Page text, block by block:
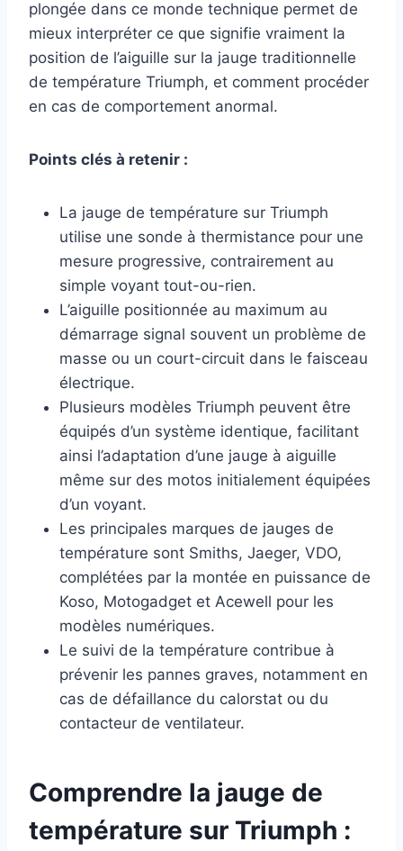
plongée dans ce monde technique permet de
mieux interpréter ce que signifie vraiment la
position de l’aiguille sur la jauge traditionnelle
de température Triumph, et comment procéder
en cas de comportement anormal.
Points clés à retenir :
La jauge de température sur Triumph
utilise une sonde à thermistance pour une
mesure progressive, contrairement au
simple voyant tout-ou-rien.
L’aiguille positionnée au maximum au
démarrage signal souvent un problème de
masse ou un court-circuit dans le faisceau
électrique.
Plusieurs modèles Triumph peuvent être
équipés d’un système identique, facilitant
ainsi l’adaptation d’une jauge à aiguille
même sur des motos initialement équipées
d’un voyant.
Les principales marques de jauges de
température sont Smiths, Jaeger, VDO,
complétées par la montée en puissance de
Koso, Motogadget et Acewell pour les
modèles numériques.
Le suivi de la température contribue à
prévenir les pannes graves, notamment en
cas de défaillance du calorstat ou du
contacteur de ventilateur.
Comprendre la jauge de
température sur Triumph :